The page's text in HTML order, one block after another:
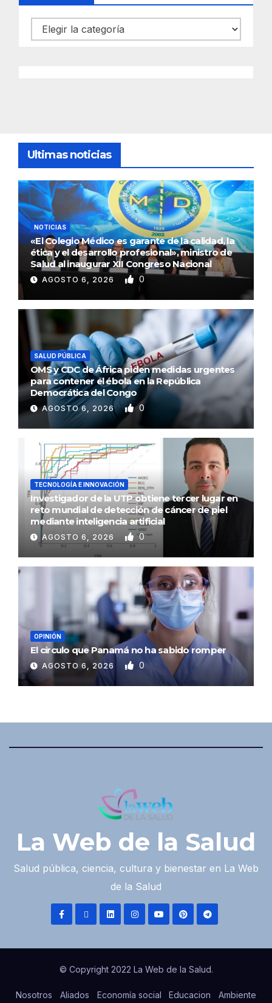
Categorías
Ultimas noticias
NOTICIAS
«El Colegio Médico es garante de la calidad, la
ética y el desarrollo profesional», ministro de
Salud al inaugurar XII Congreso Nacional
AGOSTO 6, 2026 0
SALUD PÚBLICA
OMS y CDC de África piden medidas urgentes
para contener el ébola en la República
Democrática del Congo
AGOSTO 6, 2026 0
TECNOLOGÍA E INNOVACIÓN
Investigador de la UTP obtiene tercer lugar en
reto mundial de detección de cáncer de piel
mediante inteligencia artificial
AGOSTO 6, 2026 0
OPINIÓN
El círculo que Panamá no ha sabido romper
AGOSTO 6, 2026 0
La Web de la Salud
Salud pública, ciencia, cultura y bienestar en La Web
de la Salud
© Copyright 2022 La Web de la Salud.
Nosotros Aliados Economía social Educacion Ambiente